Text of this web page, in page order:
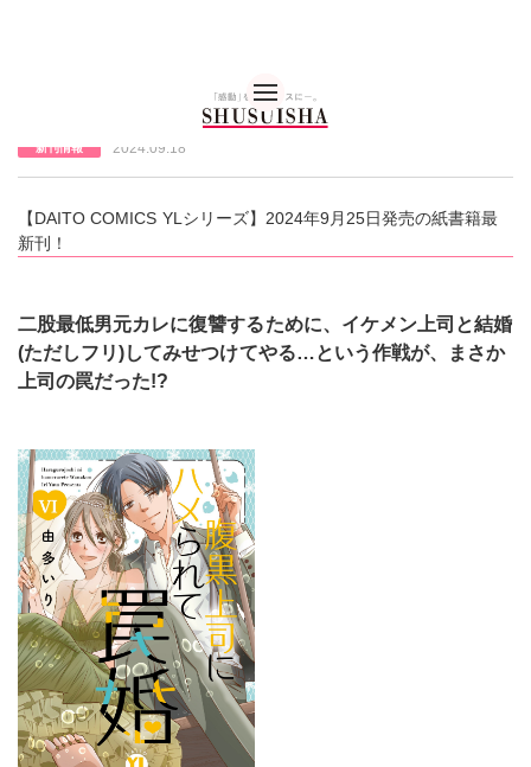
【DAITO COMICS YLシリーズ】紙単行本新刊情報
新刊情報 2024.09.18
【DAITO COMICS YLシリーズ】2024年9月25日発売の紙書籍最
新刊！
二股最低男元カレに復讐するために、イケメン上司と結婚
(ただしフリ)してみせつけてやる…という作戦が、まさか
上司の罠だった!?